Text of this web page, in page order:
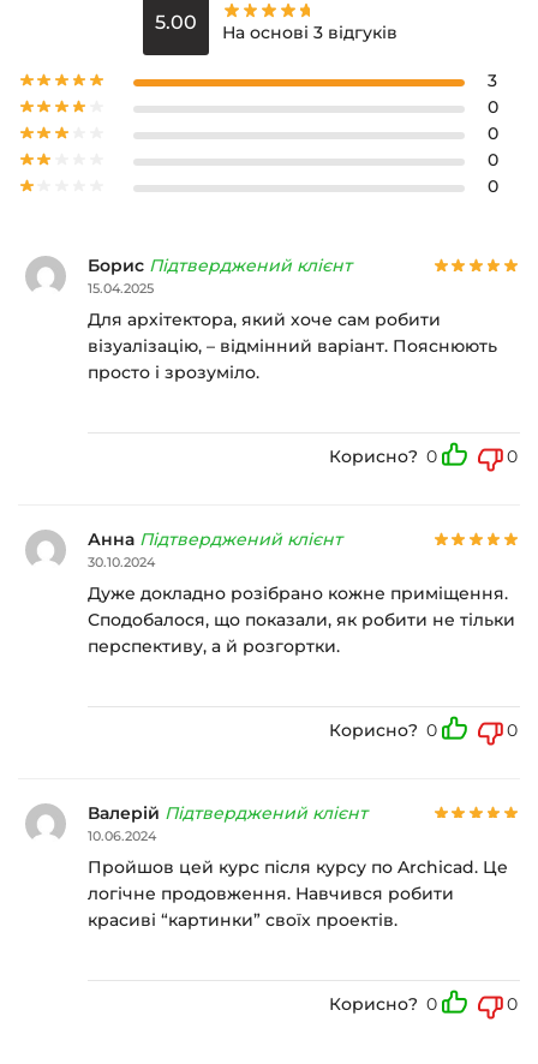
5.00 На основі 3 відгуків
3
0
0
0
0
Борис Підтверджений клієнт
15.04.2025
Для архітектора, який хоче сам робити
візуалізацію, – відмінний варіант. Пояснюють
просто і зрозуміло.
Корисно? 0 0
Анна Підтверджений клієнт
30.10.2024
Дуже докладно розібрано кожне приміщення.
Сподобалося, що показали, як робити не тільки
перспективу, а й розгортки.
Корисно? 0 0
Валерій Підтверджений клієнт
10.06.2024
Пройшов цей курс після курсу по Archicad. Це
логічне продовження. Навчився робити
красиві “картинки” своїх проектів.
Корисно? 0 0